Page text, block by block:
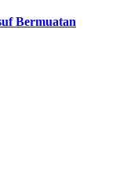
Bermuatan